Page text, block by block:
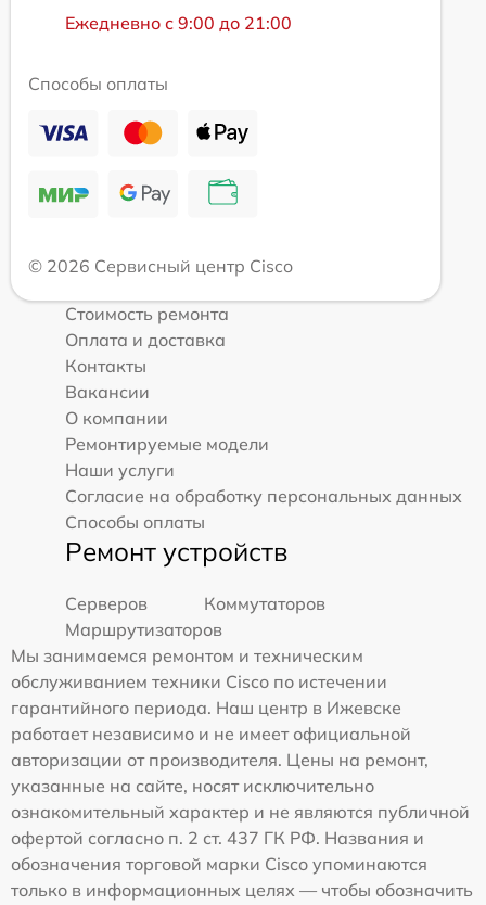
Ежедневно с 9:00 до 21:00
Способы оплаты
© 2026 Сервисный центр Cisco
Стоимость ремонта
Оплата и доставка
Контакты
Вакансии
О компании
Ремонтируемые модели
Наши услуги
Согласие на обработку персональных данных
Способы оплаты
Ремонт устройств
Серверов
Коммутаторов
Маршрутизаторов
Мы занимаемся ремонтом и техническим
обслуживанием техники Cisco по истечении
гарантийного периода. Наш центр в Ижевске
работает независимо и не имеет официальной
авторизации от производителя. Цены на ремонт,
указанные на сайте, носят исключительно
ознакомительный характер и не являются публичной
офертой согласно п. 2 ст. 437 ГК РФ. Названия и
обозначения торговой марки Cisco упоминаются
только в информационных целях — чтобы обозначить